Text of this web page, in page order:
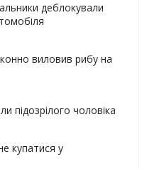
деблокували
виловив рибу на
підозрілого чоловіка
купатися у